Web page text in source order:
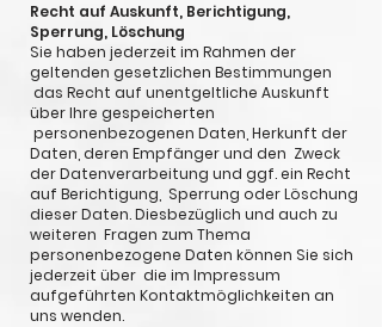
Recht auf Auskunft, Berichtigung,
Sperrung, Löschung
Sie haben jederzeit im Rahmen der
geltenden gesetzlichen Bestimmungen
das Recht auf unentgeltliche Auskunft
über Ihre gespeicherten
personenbezogenen Daten, Herkunft der
Daten, deren Empfänger und den Zweck
der Datenverarbeitung und ggf. ein Recht
auf Berichtigung, Sperrung oder Löschung
dieser Daten. Diesbezüglich und auch zu
weiteren Fragen zum Thema
personenbezogene Daten können Sie sich
jederzeit über die im Impressum
aufgeführten Kontaktmöglichkeiten an
uns wenden.